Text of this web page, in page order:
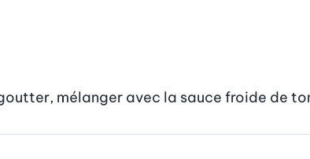
mélanger avec la sauce froide de